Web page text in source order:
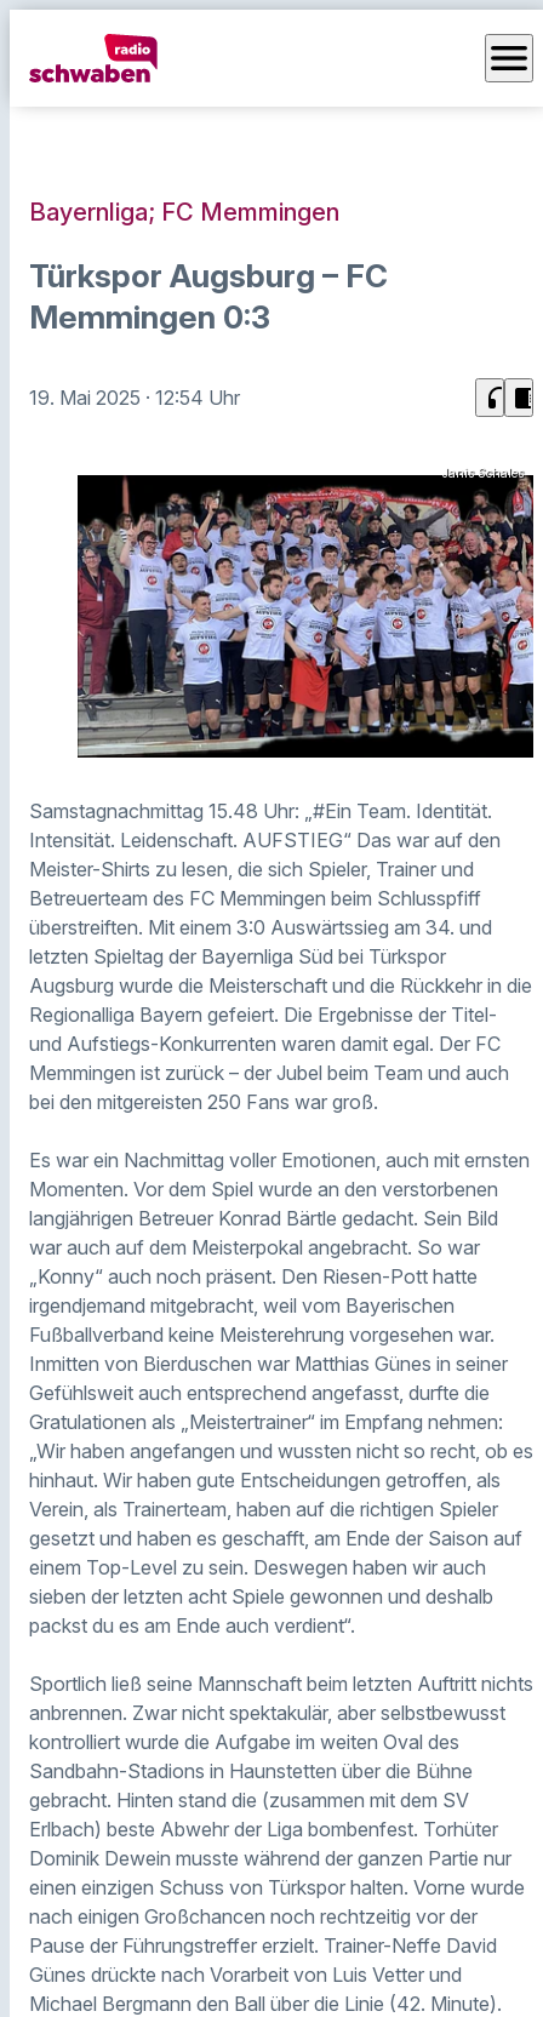
menu
Bayernliga; FC Memmingen
Türkspor Augsburg – FC
Memmingen 0:3
19. Mai 2025 · 12:54 Uhr headphones chrome_reader_mode
Janis Schales
Samstagnachmittag 15.48 Uhr: „#Ein Team. Identität.
Intensität. Leidenschaft. AUFSTIEG“ Das war auf den
Meister-Shirts zu lesen, die sich Spieler, Trainer und
Betreuerteam des FC Memmingen beim Schlusspfiff
überstreiften. Mit einem 3:0 Auswärtssieg am 34. und
letzten Spieltag der Bayernliga Süd bei Türkspor
Augsburg wurde die Meisterschaft und die Rückkehr in die
Regionalliga Bayern gefeiert. Die Ergebnisse der Titel-
und Aufstiegs-Konkurrenten waren damit egal. Der FC
Memmingen ist zurück – der Jubel beim Team und auch
bei den mitgereisten 250 Fans war groß.
Es war ein Nachmittag voller Emotionen, auch mit ernsten
Momenten. Vor dem Spiel wurde an den verstorbenen
langjährigen Betreuer Konrad Bärtle gedacht. Sein Bild
war auch auf dem Meisterpokal angebracht. So war
„Konny“ auch noch präsent. Den Riesen-Pott hatte
irgendjemand mitgebracht, weil vom Bayerischen
Fußballverband keine Meisterehrung vorgesehen war.
Inmitten von Bierduschen war Matthias Günes in seiner
Gefühlsweit auch entsprechend angefasst, durfte die
Gratulationen als „Meistertrainer“ im Empfang nehmen:
„Wir haben angefangen und wussten nicht so recht, ob es
hinhaut. Wir haben gute Entscheidungen getroffen, als
Verein, als Trainerteam, haben auf die richtigen Spieler
gesetzt und haben es geschafft, am Ende der Saison auf
einem Top-Level zu sein. Deswegen haben wir auch
sieben der letzten acht Spiele gewonnen und deshalb
packst du es am Ende auch verdient“.
Sportlich ließ seine Mannschaft beim letzten Auftritt nichts
anbrennen. Zwar nicht spektakulär, aber selbstbewusst
kontrolliert wurde die Aufgabe im weiten Oval des
Sandbahn-Stadions in Haunstetten über die Bühne
gebracht. Hinten stand die (zusammen mit dem SV
Erlbach) beste Abwehr der Liga bombenfest. Torhüter
Dominik Dewein musste während der ganzen Partie nur
einen einzigen Schuss von Türkspor halten. Vorne wurde
nach einigen Großchancen noch rechtzeitig vor der
Pause der Führungstreffer erzielt. Trainer-Neffe David
Günes drückte nach Vorarbeit von Luis Vetter und
Michael Bergmann den Ball über die Linie (42. Minute).